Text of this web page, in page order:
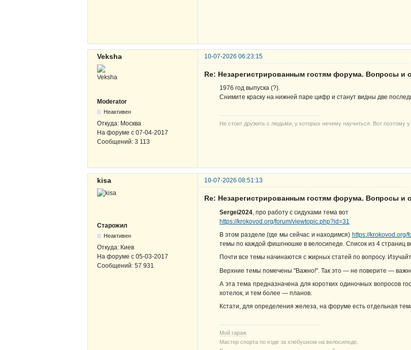
Veksha 10-07-2026 06:23:15
Moderator
Неактивен
Откуда: Москва
На форуме с 07-04-2017
Сообщений: 3 113
Re: Незарегистрированным гостям форума. Вопросы и
1976 год выпуска (?).
Снимите краску на нижней паре цифр и станут видны две
Не стоит дружить с людьми, у которых нечему научиться. Вот поэтому
kisa 10-07-2026 08:51:13
Старожил
Неактивен
Откуда: Киев
На форуме с 05-03-2017
Сообщений: 57 931
Re: Незарегистрированным гостям форума. Вопросы и
Sergei2024 , про работу с сидухами тема вот
https://krokovod.org/forum/viewtopic.php?id=31
В этом разделе (где мы сейчас и находимся) https://krokovod.org/
темы по каждой фишгнюшке в велосипеде. Список из 4 страниц
Почти все темы начинаются с жирных статей по вопросу.
Верхние темы помечены "Важно!". Так это — не поверите —
А эта тема предназначена для коротких одиночных вопросов
хотелок, и тем более — планов.
Кстати, для определения железа, на форуме есть отдельная
Мой гараж
Мастер спорта по езде за хлебушком на велосипеде.